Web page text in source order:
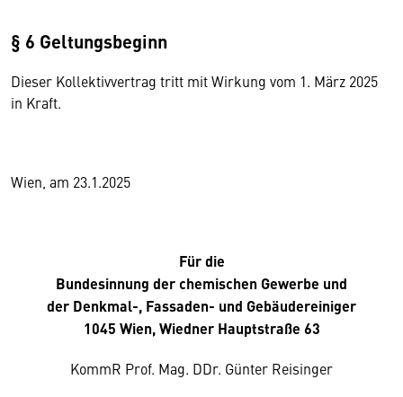
§ 6 Geltungsbeginn
Dieser Kollektivvertrag tritt mit Wirkung vom 1. März 2025
in Kraft.
Wien, am 23.1.2025
Für die
Bundesinnung der chemischen Gewerbe und
der Denkmal-, Fassaden- und Gebäudereiniger
1045 Wien, Wiedner Hauptstraße 63
KommR Prof. Mag. DDr. Günter Reisinger